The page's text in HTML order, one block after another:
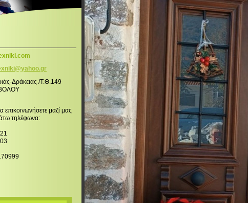
@yahoo.gr
Δράκειας /Τ.Θ.149
επικοινωνήσετε μαζί μας
τηλέφωνα: